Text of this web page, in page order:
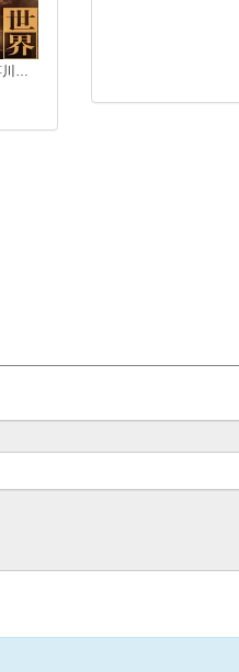
2024年6月1日刘君、蒋川讲解第三届上海杯象棋大师赛谢靖与李少庚的对局